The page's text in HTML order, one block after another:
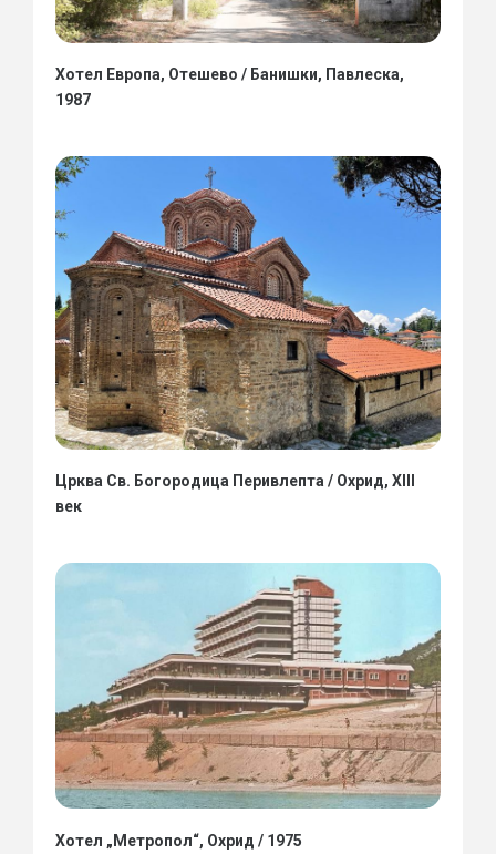
Хотел Европа, Отешево / Банишки, Павлеска,
1987
Црква Св. Богородица Перивлепта / Охрид, XIII
век
Хотел „Метропол“, Охрид / 1975